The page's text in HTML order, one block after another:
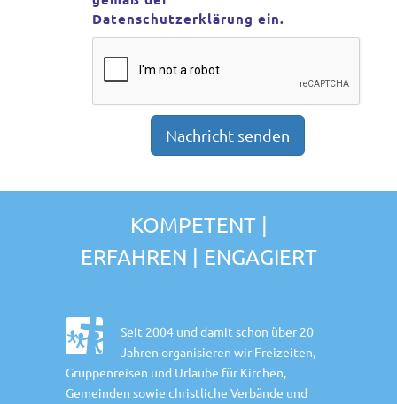
Datenschutzerklärung ein.
KOMPETENT |
ERFAHREN | ENGAGIERT
Seit 2004 und damit schon über 20
Jahren organisieren wir Freizeiten,
Gruppenreisen und Urlaube für Kirchen,
Gemeinden sowie christliche Verbände und